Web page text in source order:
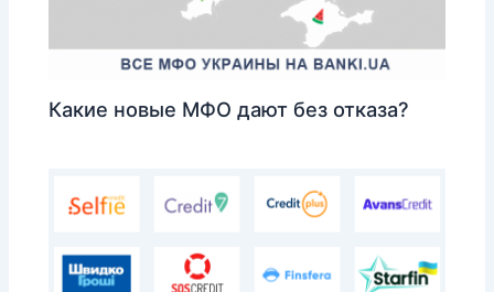
Какие новые МФО дают без отказа?